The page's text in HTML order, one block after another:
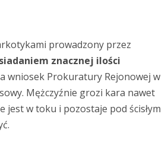
prowadzony przez
znacznej ilości
wniosek Prokuratury Rejonowej w
Mężczyźnie grozi kara nawet
jest w toku i pozostaje pod ścisłym